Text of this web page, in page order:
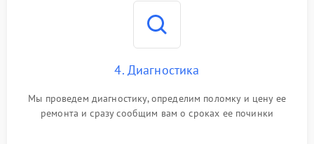
4. Диагностика
Мы проведем диагностику, определим поломку и цену ее
ремонта и сразу сообщим вам о сроках ее починки